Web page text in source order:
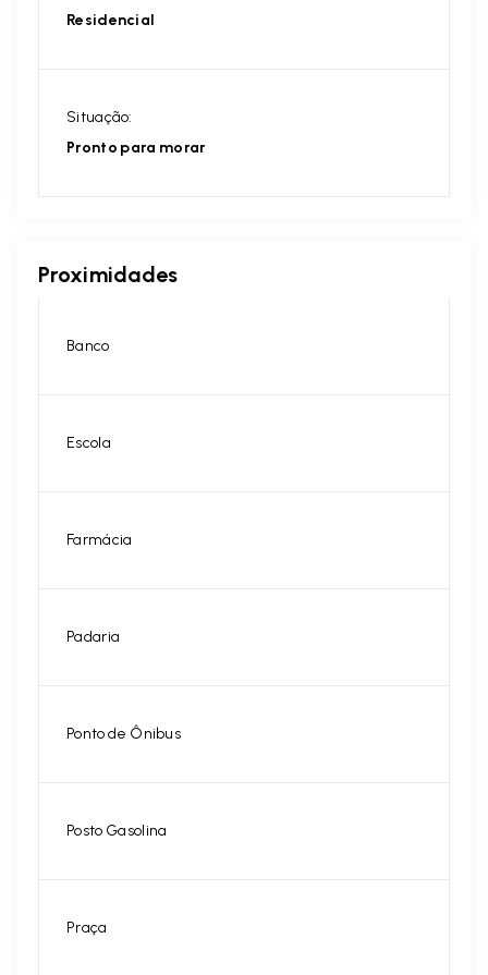
Residencial
Situação:
Pronto para morar
Proximidades
Banco
Escola
Farmácia
Padaria
Ponto de Ônibus
Posto Gasolina
Praça